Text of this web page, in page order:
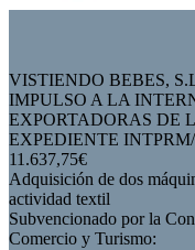
VISTIENDO BEBES,
IMPULSO A LA
EXPORTADORAS DE
EXPEDIENTE
11.637,75€
Adquisición de dos
actividad textil
Subvencionado por la
Comercio y Turismo: